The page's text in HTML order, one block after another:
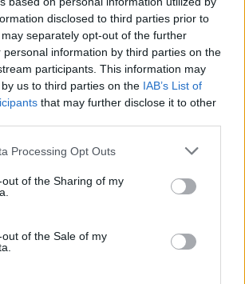
disclosed to third parties prior to
separately opt-out of the further
personal information by third parties on the
participants. This information may
us to third parties on the IAB’s List of
that may further disclose it to other
Processing Opt Outs
of the Sharing of my
of the Sale of my
ΚΑΤΗΓΟΡΙΑ
Επιτρέπεται να προσπεράσεις
οι περισσότεροι αγνοούν